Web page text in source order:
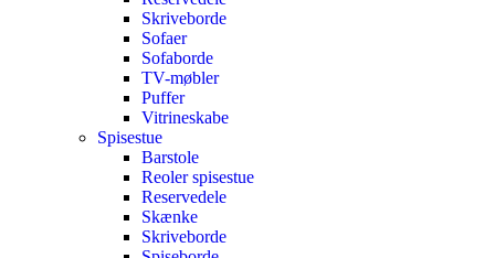
Skriveborde
Sofaer
Sofaborde
TV-møbler
Puffer
Vitrineskabe
Spisestue
Barstole
Reoler spisestue
Reservedele
Skænke
Skriveborde